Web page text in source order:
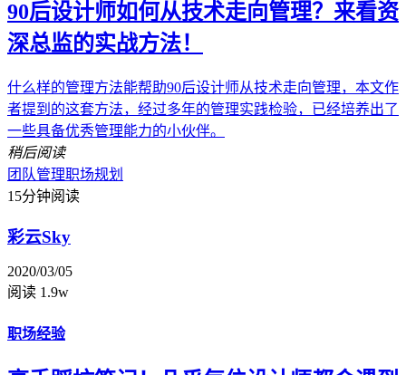
90后设计师如何从技术走向管理？来看资
深总监的实战方法！
什么样的管理方法能帮助90后设计师从技术走向管理，本文作
者提到的这套方法，经过多年的管理实践检验，已经培养出了
一些具备优秀管理能力的小伙伴。
稍后阅读
团队管理职场规划
15分钟阅读
彩云Sky
2020/03/05
阅读 1.9w
职场经验